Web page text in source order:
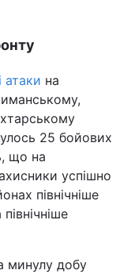
атаки на
25 бойових
що на
успішно
північніше
минулу добу